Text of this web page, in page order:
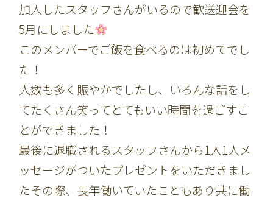
加入したスタッフさんがいるので歓送迎会を
5月にしました
このメンバーでご飯を食べるのは初めてでし
た！
人数も多く賑やかでしたし、いろんな話をし
てたくさん笑ってとてもいい時間を過ごすこ
とができました！
最後に退職されるスタッフさんから1人1人メ
ッセージがついたプレゼントをいただきまし
たその際、長年働いていたこともあり共に働